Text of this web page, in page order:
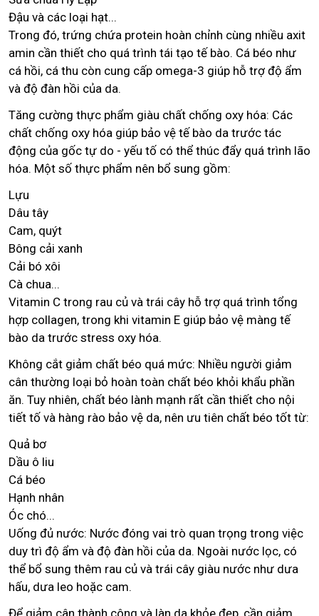
Đậu và các loại hạt...
Trong đó, trứng chứa protein hoàn chỉnh cùng nhiều axit
amin cần thiết cho quá trình tái tạo tế bào. Cá béo như
cá hồi, cá thu còn cung cấp omega-3 giúp hỗ trợ độ ẩm
và độ đàn hồi của da.
Tăng cường thực phẩm giàu chất chống oxy hóa: Các
chất chống oxy hóa giúp bảo vệ tế bào da trước tác
động của gốc tự do - yếu tố có thể thúc đẩy quá trình lão
hóa. Một số thực phẩm nên bổ sung gồm:
Lựu
Dâu tây
Cam, quýt
Bông cải xanh
Cải bó xôi
Cà chua...
Vitamin C trong rau củ và trái cây hỗ trợ quá trình tổng
hợp collagen, trong khi vitamin E giúp bảo vệ màng tế
bào da trước stress oxy hóa.
Không cắt giảm chất béo quá mức: Nhiều người giảm
cân thường loại bỏ hoàn toàn chất béo khỏi khẩu phần
ăn. Tuy nhiên, chất béo lành mạnh rất cần thiết cho nội
tiết tố và hàng rào bảo vệ da, nên ưu tiên chất béo tốt từ:
Quả bơ
Dầu ô liu
Cá béo
Hạnh nhân
Óc chó...
Uống đủ nước: Nước đóng vai trò quan trọng trong việc
duy trì độ ẩm và độ đàn hồi của da. Ngoài nước lọc, có
thể bổ sung thêm rau củ và trái cây giàu nước như dưa
hấu, dưa leo hoặc cam.
Để giảm cân thành công và làn da khỏe đẹp, cần giảm